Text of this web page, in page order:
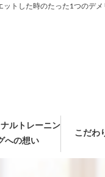
ットした時のたった1つのデ
ルトレーニン
への想い
こだわ